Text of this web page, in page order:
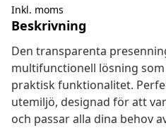
Inkl. moms
Beskrivning
Den transparenta
multifunctionell lösning
praktisk funktionalitet.
utemiljö, designad för att
och passar alla dina behov